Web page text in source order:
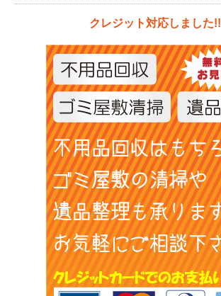
クレジット対応しました!!